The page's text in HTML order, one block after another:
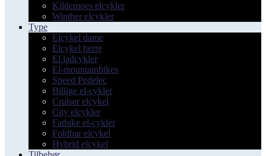
Kildemoes elcykler
Winther elcykler
Type
Elcykel dame
Elcykel herre
El ladcykler
El-mountainbikes
Speed Pedelec
Billige el-cykler
Cruiser elcykel
City elcykler
Fatbike el-cykler
Foldbar elcykel
Hybrid elcykel